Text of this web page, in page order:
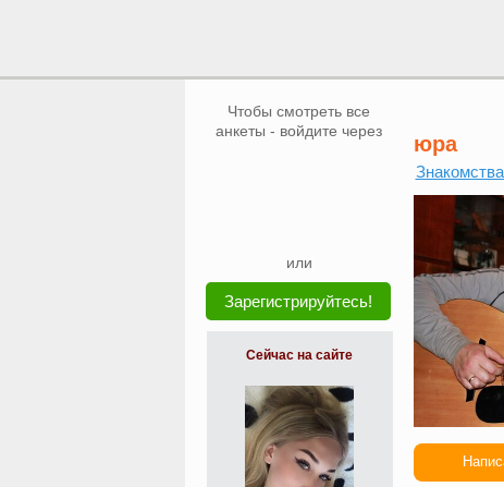
Чтобы смотреть все
анкеты - войдите через
или
Зарегистрируйтесь!
Сейчас на сайте
юра